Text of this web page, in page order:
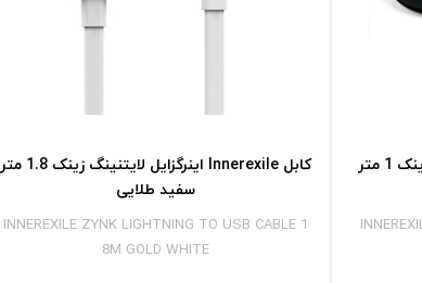
کابل Innerexile اینرگزایل لایتنینگ زینک 1 متر
کابل Innerexile اینرگزایل لایتنینگ زینک 1.8 متر
سفید طلایی
INNEREXILE ZYNK LIGHTNING TO USB CABLE 1
8M GOLD WHITE